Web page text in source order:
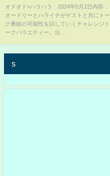
り 5月2日
オドオド×ハラハラ 2024年5月2日内容：
オードリーとハライチがゲストと共にトー
ク番組の可能性を試していくチャレンジト
ークバラエティー。出...
s